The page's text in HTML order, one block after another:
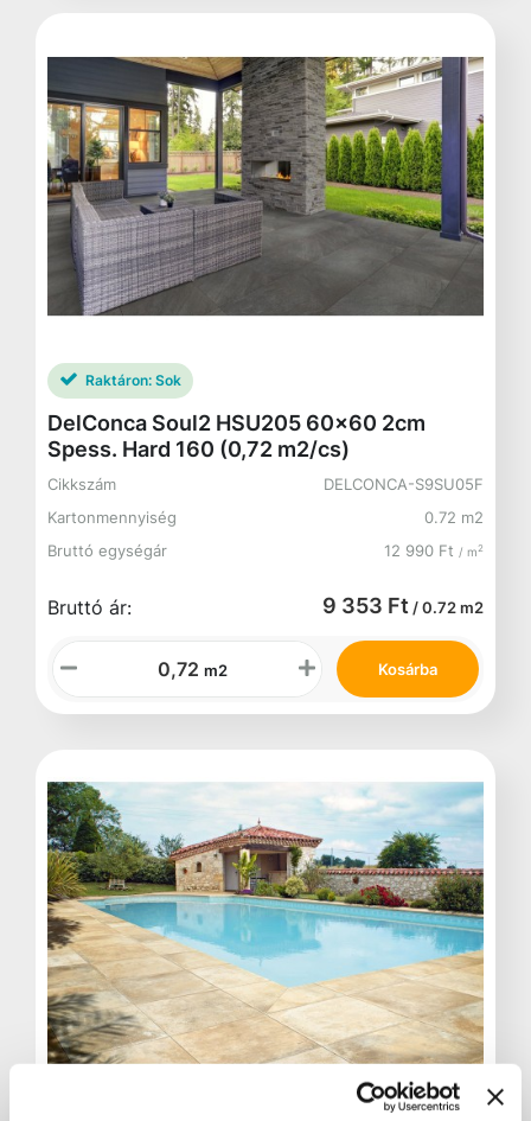
Raktáron: Sok
DelConca Soul2 HSU205 60x60 2cm
Spess. Hard 160 (0,72 m2/cs)
Cikkszám
DELCONCA-S9SU05F
Kartonmennyiség
0.72 m2
Bruttó egységár
12 990 Ft / m2
Bruttó ár: 9 353 Ft / 0.72 m2
m2 Kosárba